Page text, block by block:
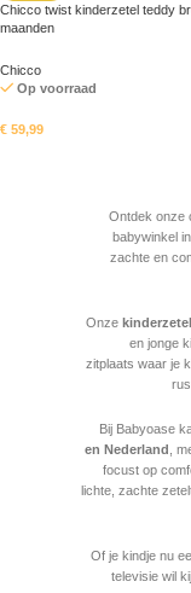
Chicco twist kinderzetel teddy
maanden
Chicco
Op voorraad
€ 59,99
Ontdek onze
babywinkel
zachte en
Onze
en jonge
zitplaats waar je
Bij Babyoase
en Nederland ,
focust op
lichte, zachte
Of je kindje nu
televisie wil